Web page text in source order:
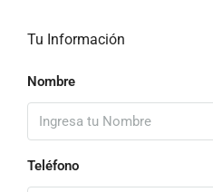
Tu Información
Nombre
Teléfono